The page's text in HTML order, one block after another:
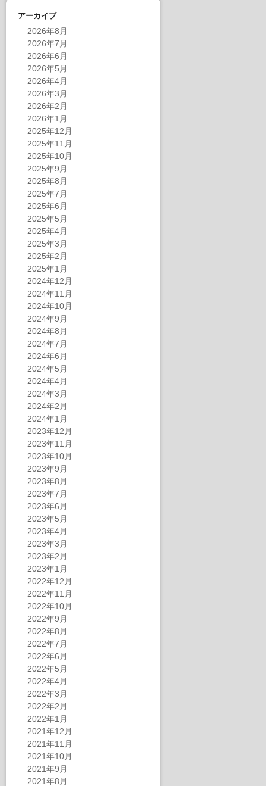
アーカイブ
2026年8月
2026年7月
2026年6月
2026年5月
2026年4月
2026年3月
2026年2月
2026年1月
2025年12月
2025年11月
2025年10月
2025年9月
2025年8月
2025年7月
2025年6月
2025年5月
2025年4月
2025年3月
2025年2月
2025年1月
2024年12月
2024年11月
2024年10月
2024年9月
2024年8月
2024年7月
2024年6月
2024年5月
2024年4月
2024年3月
2024年2月
2024年1月
2023年12月
2023年11月
2023年10月
2023年9月
2023年8月
2023年7月
2023年6月
2023年5月
2023年4月
2023年3月
2023年2月
2023年1月
2022年12月
2022年11月
2022年10月
2022年9月
2022年8月
2022年7月
2022年6月
2022年5月
2022年4月
2022年3月
2022年2月
2022年1月
2021年12月
2021年11月
2021年10月
2021年9月
2021年8月